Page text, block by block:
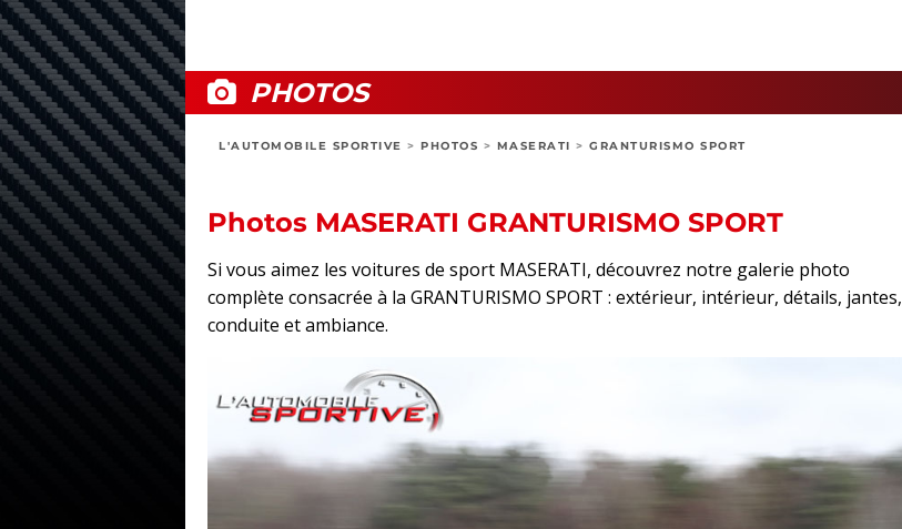
PHOTOS
L'AUTOMOBILE SPORTIVE > PHOTOS > MASERATI > GRANTURISMO SPORT
Photos MASERATI GRANTURISMO SPORT
Si vous aimez les voitures de sport MASERATI, découvrez notre galerie photo
complète consacrée à la GRANTURISMO SPORT : extérieur, intérieur, détails, jantes,
conduite et ambiance.